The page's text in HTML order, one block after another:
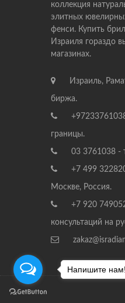
коллекция
элитных
фенси. Купить
Израиля гораздо
магазинах.
Израиль,
биржа.
границы.
03 3761038 -
+7 499
Москве, Россия.
+7 920
консультаций на
Напишите нам!